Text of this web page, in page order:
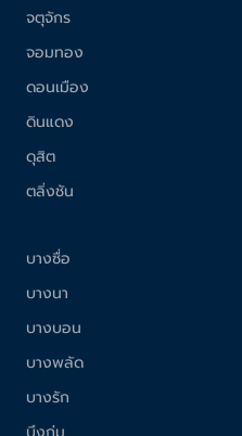
จตุจักร
จอมทอง
ดอนเมือง
ดินแดง
ดุสิต
ตลิ่งชัน
บางซื่อ
บางนา
บางบอน
บางพลัด
บางรัก
บึงกุ่ม